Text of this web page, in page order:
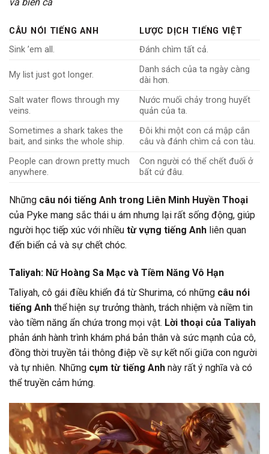
CÂU NÓI TIẾNG ANH
LƯỢC DỊCH TIẾNG VIỆT
Sink ’em all.
Đánh chìm tất cả.
My list just got longer.
Danh sách của ta ngày càng
dài hơn.
Salt water flows through my
veins.
Nước muối chảy trong huyết
quản của ta.
Sometimes a shark takes the
bait, and sinks the whole ship.
Đôi khi một con cá mập cắn
câu và đánh chìm cả con tàu.
People can drown pretty much
anywhere.
Con người có thể chết đuối ở
bất cứ đâu.
Những câu nói tiếng Anh trong Liên Minh Huyền Thoại
của Pyke mang sắc thái u ám nhưng lại rất sống động, giúp
người học tiếp xúc với nhiều từ vựng tiếng Anh liên quan
đến biển cả và sự chết chóc.
Taliyah: Nữ Hoàng Sa Mạc và Tiềm Năng Vô Hạn
Taliyah, cô gái điều khiển đá từ Shurima, có những câu nói
tiếng Anh thể hiện sự trưởng thành, trách nhiệm và niềm tin
vào tiềm năng ẩn chứa trong mọi vật. Lời thoại của Taliyah
phản ánh hành trình khám phá bản thân và sức mạnh của cô,
đồng thời truyền tải thông điệp về sự kết nối giữa con người
và tự nhiên. Những cụm từ tiếng Anh này rất ý nghĩa và có
thể truyền cảm hứng.